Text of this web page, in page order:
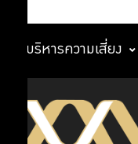
การบริหารความเสี่ยง
และ